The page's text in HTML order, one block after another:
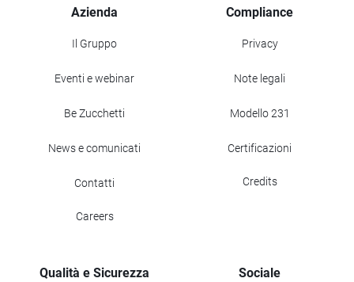
Azienda
Il Gruppo
Eventi e webinar
Be Zucchetti
News e comunicati
Contatti
Careers
Compliance
Privacy
Note legali
Modello 231
Certificazioni
Credits
Qualità e Sicurezza Sociale